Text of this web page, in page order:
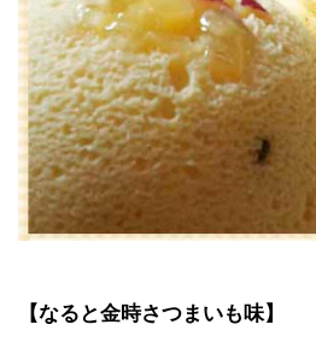
【なると金時さつまいも味】